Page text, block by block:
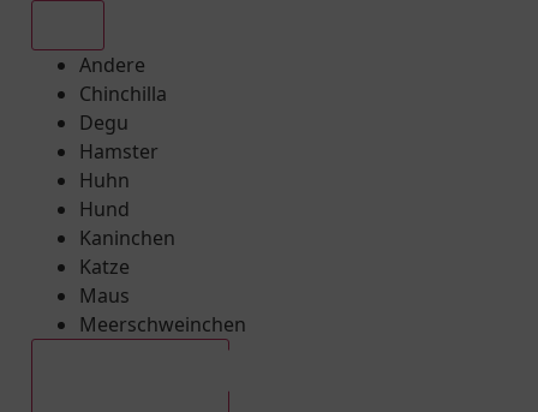
Andere
Chinchilla
Degu
Hamster
Huhn
Hund
Kaninchen
Katze
Maus
Meerschweinchen